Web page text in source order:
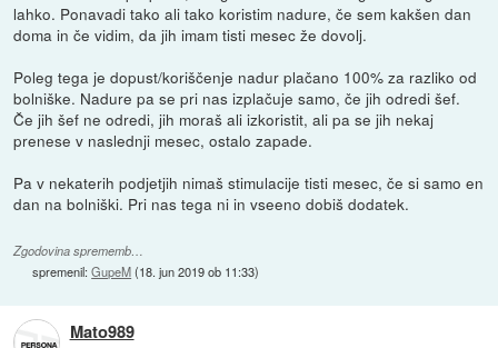
lahko. Ponavadi tako ali tako koristim nadure, če sem kakšen dan
doma in če vidim, da jih imam tisti mesec že dovolj.
Poleg tega je dopust/koriščenje nadur plačano 100% za razliko od
bolniške. Nadure pa se pri nas izplačuje samo, če jih odredi šef.
Če jih šef ne odredi, jih moraš ali izkoristit, ali pa se jih nekaj
prenese v naslednji mesec, ostalo zapade.
Pa v nekaterih podjetjih nimaš stimulacije tisti mesec, če si samo en
dan na bolniški. Pri nas tega ni in vseeno dobiš dodatek.
Zgodovina sprememb…
spremenil:GupeM(18. jun 2019 ob 11:33)
Mato989